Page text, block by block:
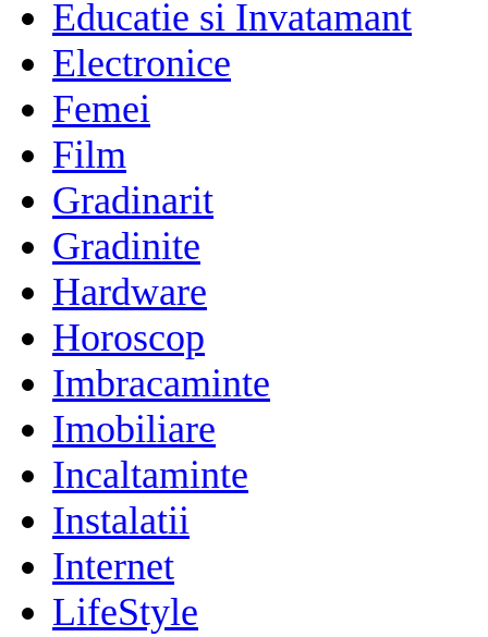
Educatie si Invatamant
Electronice
Femei
Film
Gradinarit
Gradinite
Hardware
Horoscop
Imbracaminte
Imobiliare
Incaltaminte
Instalatii
Internet
LifeStyle